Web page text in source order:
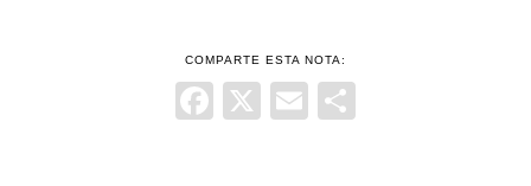
COMPARTE ESTA NOTA:
Facebook
X Email